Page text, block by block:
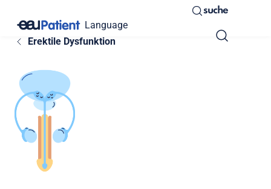
Language
suche
Erektile Dysfunktion